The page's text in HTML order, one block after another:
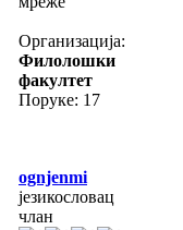
Организација:
Филолошки
факултет
Поруке: 17
ognjenmi
језикословац
члан